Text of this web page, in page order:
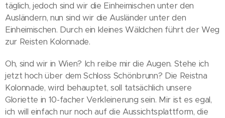
täglich, jedoch sind wir die Einheimischen unter den
Ausländern, nun sind wir die Ausländer unter den
Einheimischen. Durch ein kleines Wäldchen führt der Weg
zur Reisten Kolonnade.
Oh, sind wir in Wien? Ich reibe mir die Augen. Stehe ich
jetzt hoch über dem Schloss Schönbrunn? Die Reistna
Kolonnade, wird behauptet, soll tatsächlich unsere
Gloriette in 10-facher Verkleinerung sein. Mir ist es egal,
ich will einfach nur noch auf die Aussichtsplattform, die